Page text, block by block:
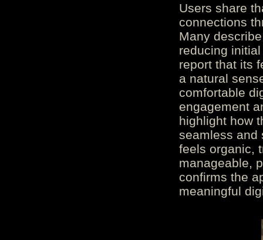
Users share
connections
Many
reducing
report that its
a natural
comfortable
engagement
highlight how
seamless and
feels organic,
manageable,
confirms the
meaningful